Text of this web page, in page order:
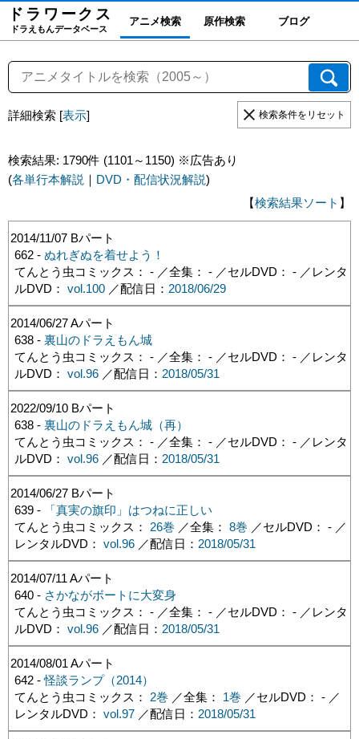
ドラワーク ス
ドラえもんデータベース
アニメ検索 原作検索 ブログ
詳細検索 [表示] 検索条件をリセット
検索結果: 1790件 (1101～1150) ※広告あり
(各単行本解説 ｜ DVD・配信状況解説)
【検索結果ソート 】
2014/11/07 Bパート
662 - ぬれぎぬを着せよう！
てんとう虫コミックス： - ／全集： - ／セルDVD： - ／レンタ
ルDVD： vol.100／配信日： 2018/06/29
2014/06/27Aパート
638 - 裏山のドラえもん城
てんとう虫コミックス： - ／全集： - ／セルDVD： - ／レンタ
ルDVD： vol.96／配信日： 2018/05/31
2022/09/10 Bパート
638 - 裏山のドラえもん城（再）
てんとう虫コミックス： - ／全集： - ／セルDVD： - ／レンタ
ルDVD： vol.96／配信日： 2018/05/31
2014/06/27 Bパート
639 -
「真実の旗印」はつねに正しい
てんとう虫コミックス： 26巻 ／全集： 8巻 ／セルDVD： - ／
レンタルDVD： vol.96／配信日： 2018/05/31
2014/07/11 Aパート
640 - さかながボートに大変身
てんとう虫コミックス： - ／全集： - ／セルDVD： - ／レンタ
ルDVD： vol.96／配信日： 2018/05/31
2014/08/01 Aパート
642 -怪談ランプ（2014）
てんとう虫コミックス： 2巻 ／全集： 1巻 ／セルDVD： - ／
レンタルDVD： vol.97／配信日： 2018/05/31